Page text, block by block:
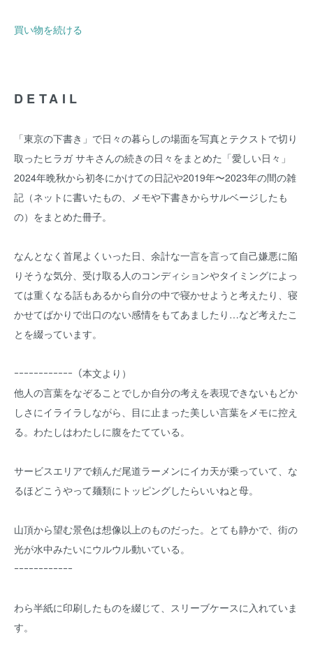
買い物を続ける
DETAIL
「東京の下書き」で日々の暮らしの場面を写真とテクストで切り
取ったヒラガ サキさんの続きの日々をまとめた「愛しい日々」
2024年晩秋から初冬にかけての日記や2019年〜2023年の間の雑
記（ネットに書いたもの、メモや下書きからサルベージしたも
の）をまとめた冊子。
なんとなく首尾よくいった日、余計な一言を言って自己嫌悪に陥
りそうな気分、受け取る人のコンディションやタイミングによっ
ては重くなる話もあるから自分の中で寝かせようと考えたり、寝
かせてばかりで出口のない感情をもてあましたり…など考えたこ
とを綴っています。
ｰｰｰｰｰｰｰｰｰｰｰｰ（本文より）
他人の言葉をなぞることでしか自分の考えを表現できないもどか
しさにイライラしながら、目に止まった美しい言葉をメモに控え
る。わたしはわたしに腹をたてている。
サービスエリアで頼んだ尾道ラーメンにイカ天が乗っていて、な
るほどこうやって麺類にトッピングしたらいいねと母。
山頂から望む景色は想像以上のものだった。とても静かで、街の
光が水中みたいにウルウル動いている。
ｰｰｰｰｰｰｰｰｰｰｰｰ
わら半紙に印刷したものを綴じて、スリーブケースに入れていま
す。